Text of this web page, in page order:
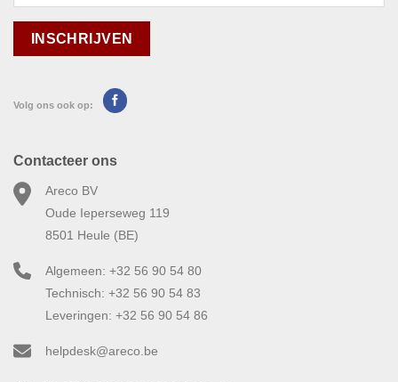
Volg ons ook op:
Contacteer ons
Areco BV
Oude Ieperseweg 119
8501 Heule (BE)
Algemeen: +32 56 90 54 80
Technisch: +32 56 90 54 83
Leveringen: +32 56 90 54 86
helpdesk@areco.be